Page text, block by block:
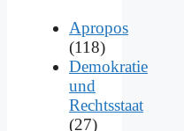
Apropos
(118)
Demokratie
und
Rechtsstaat
(27)